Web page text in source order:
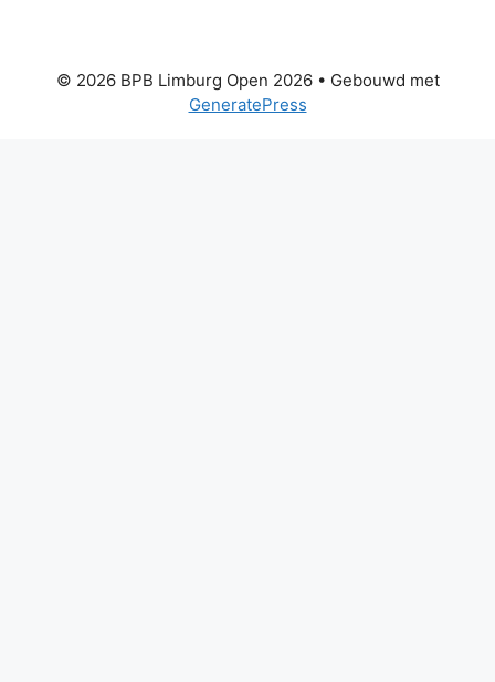
© 2026 BPB Limburg Open 2026• Gebouwd met
GeneratePress